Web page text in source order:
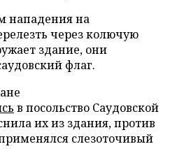
нападения на
через колючую
здание, они
флаг.
в посольство Саудовской
их из здания, против
слезоточивый